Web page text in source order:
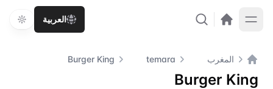
العربية
الصفحة الرئيسية
المغرب temara
Burger King
Burger King